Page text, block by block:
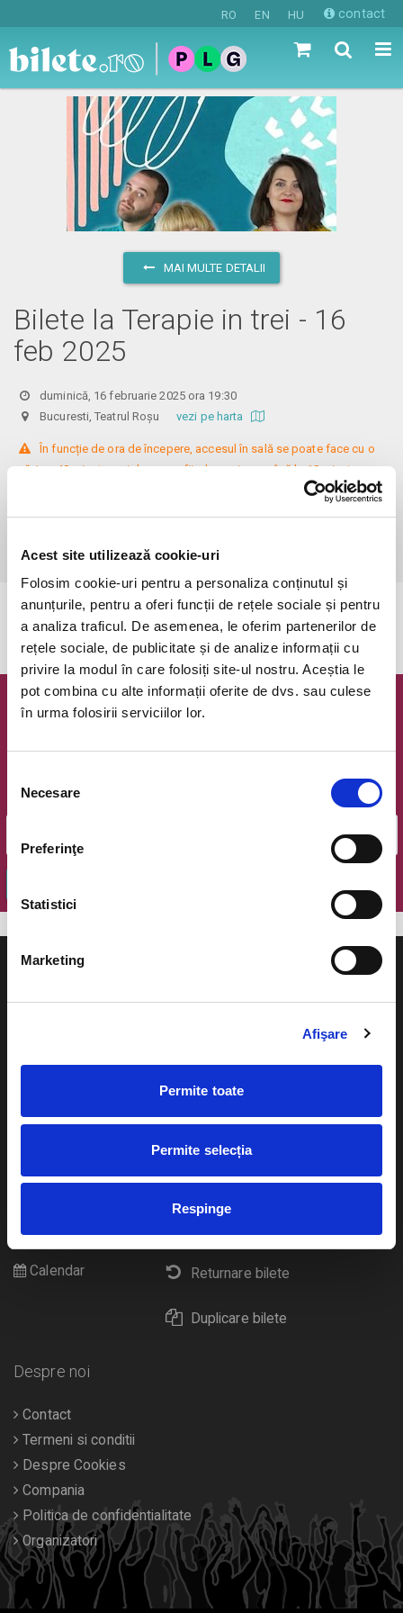
Acest site utilizează cookie-uri
Folosim cookie-uri pentru a personaliza conținutul și
anunțurile, pentru a oferi funcții de rețele sociale și pentru
a analiza traficul. De asemenea, le oferim partenerilor de
rețele sociale, de publicitate și de analize informații cu
privire la modul în care folosiți site-ul nostru. Aceștia le
pot combina cu alte informații oferite de dvs. sau culese
în urma folosirii serviciilor lor.
consimțământului
Necesare
Preferinţe
Statistici
Marketing
Afişare
Permite toate
Permite selecția
Respinge
RO EN HU contact
MAI MULTE DETALII
Bilete la Terapie in trei - 16
feb 2025
duminică, 16 februarie 2025 ora 19:30
Bucuresti, Teatrul Roșu vezi pe harta
În funcție de ora de începere, accesul în sală se poate face cu o
oră / cu 40 minute mai devreme, fiind permis cu până la 10 minute
înainte de spectacol. Așezarea se realizează la mese de 2 (nr. limitat), 3
Informații suplimentare, la nr. de telefon 0773 825 249.
Evenimentul a expirat.
Newsletter @ Bilete.ro
Email
Cum comand bilete?
eBilet printat acasa
Returnare bilete
Duplicare bilete
Pentru copii
Diverse
Calendar
Despre noi
Contact
Termeni si conditii
Despre Cookies
Compania
Politica de confidentialitate
Organizatori